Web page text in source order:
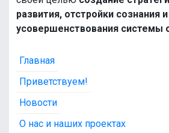
развития, отстройки сознания
усовершенствования системы
Главная
Приветствуем!
Новости
О нас и наших проектах